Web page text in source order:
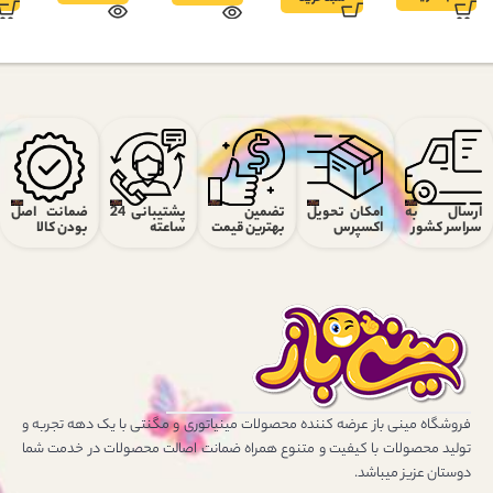
ارسال به
سراسر کشور
امکان تحویل
اکسپرس
تضمین
بهترین قیمت
پشتیبانی 24
ساعته
ضمانت اصل
بودن کالا
فروشگاه مینی باز عرضه کننده محصولات مینیاتوری و مگنتی با یک دهه تجربه و
تولید محصولات با کیفیت و متنوع همراه ضمانت اصالت محصولات در خدمت شما
دوستان عزیز میباشد.